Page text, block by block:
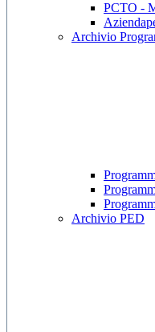
PCTO -
Archivio
Archivio PED